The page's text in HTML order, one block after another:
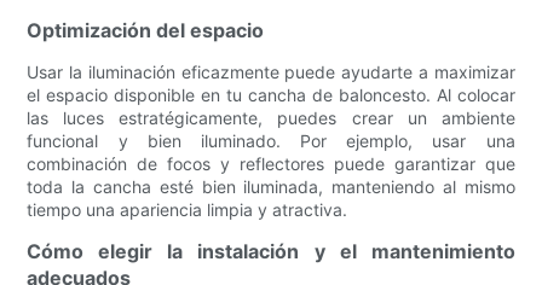
Optimización del espacio
Usar la iluminación eficazmente puede ayudarte a maximizar
el espacio disponible en tu cancha de baloncesto. Al colocar
las luces estratégicamente, puedes crear un ambiente
funcional y bien iluminado. Por ejemplo, usar una
combinación de focos y reflectores puede garantizar que
toda la cancha esté bien iluminada, manteniendo al mismo
tiempo una apariencia limpia y atractiva.
Cómo elegir la instalación y el mantenimiento
adecuados